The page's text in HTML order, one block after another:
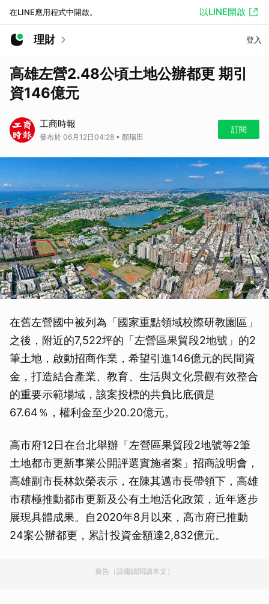
在LINE應用程式中開啟。 以LINE開啟
理財 登入
高雄左營2.48公頃土地公辦都更 期引
資146億元
工商時報
發布於 06月12日04:28 • 顏瑞田
訂閱
在舊左營國中被列為「國家重點領域校際研教園區」
之後，附近的7,522坪的「左營區果貿段2地號」的2
筆土地，啟動招商作業，希望引進146億元的民間資
金，打造結合產業、教育、生活與文化景觀有效整合
的重要示範場域，該案投標的共負比底價是
67.64％，權利金至少20.20億元。
高市府12日在台北舉辦「左營區果貿段2地號等2筆
土地都市更新事業公開評選實施者案」招商說明會，
高雄副市長林欽榮表示，在陳其邁市長帶領下，高雄
市積極推動都市更新及公有土地活化政策，近年逐步
展現具體成果。自2020年8月以來，高市府已推動
24案公辦都更，累計投資金額達2,832億元。
廣告（請繼續閱讀本文）